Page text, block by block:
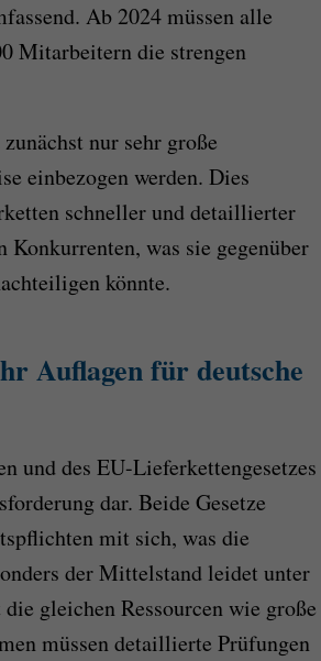
Ab 2024 müssen alle
Mitarbeitern die strengen
nur sehr große
einbezogen werden. Dies
schneller und detaillierter
was sie gegenüber
könnte.
Auflagen für deutsche
und des EU-Lieferkettengesetzes
dar. Beide Gesetze
mit sich, was die
der Mittelstand leidet unter
gleichen Ressourcen wie große
müssen detaillierte Prüfungen